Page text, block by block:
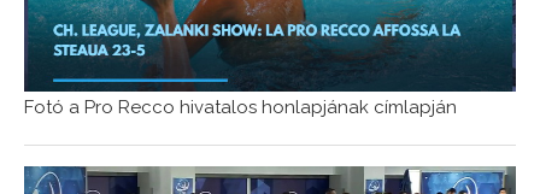
Fotó a Pro Recco hivatalos honlapjának címlapján